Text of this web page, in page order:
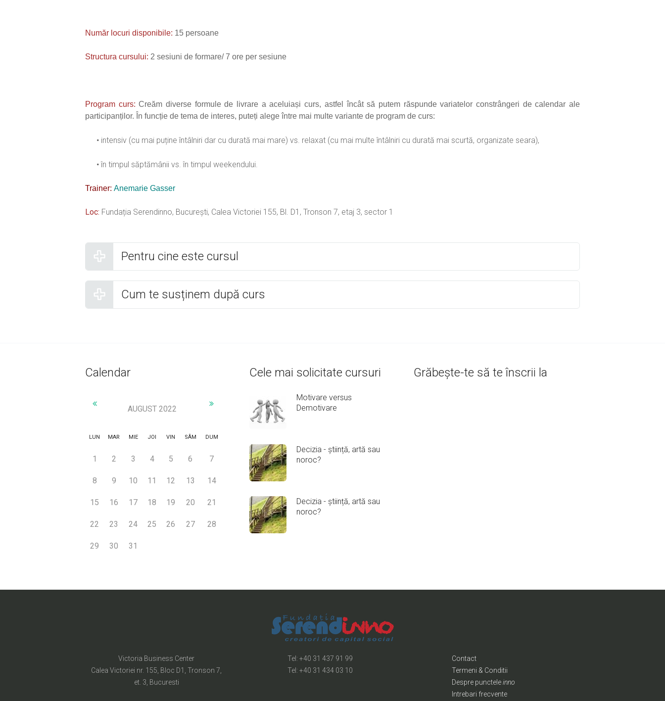
Număr locuri disponibile: 15 persoane
Structura cursului: 2 sesiuni de formare/ 7 ore per sesiune
Program curs: Creăm diverse formule de livrare a aceluiași curs, astfel încât să putem răspunde variatelor constrângeri de calendar ale
participanților. În funcție de tema de interes, puteți alege între mai multe variante de program de curs:
intensiv (cu mai puține întâlniri dar cu durată mai mare) vs. relaxat (cu mai multe întâlniri cu durată mai scurtă, organizate seara),
în timpul săptămânii vs. în timpul weekendului.
Trainer: Anemarie Gasser
Loc: Fundația Serendinno, București, Calea Victoriei 155, Bl. D1, Tronson 7, etaj 3, sector 1
Pentru cine este cursul
Cum te susținem după curs
Calendar
AUGUST 2022
LUN MAR MIE JOI VIN SÂM DUM
1 2 3 4 5 6 7
8 9 10 11 12 13 14
15 16 17 18 19 20 21
22 23 24 25 26 27 28
29 30 31
Cele mai solicitate cursuri
Motivare versus
Demotivare
Decizia - știință, artă sau
noroc?
Decizia - știință, artă sau
noroc?
Grăbește-te să te înscrii la
Victoria Business Center
Calea Victoriei nr. 155, Bloc D1, Tronson 7,
et. 3, Bucuresti
Tel: +40 31 437 91 99
Tel: +40 31 434 03 10
Contact
Termeni & Conditii
Despre puncteleinno
Intrebari frecvente